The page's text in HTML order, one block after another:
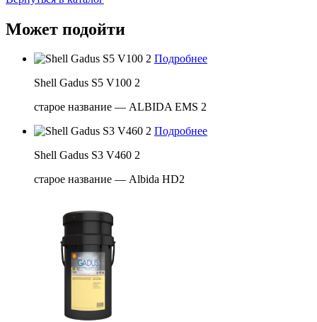
Может подойти
Подробнее
Shell Gadus S5 V100 2
старое название — ALBIDA EMS 2
Подробнее
Shell Gadus S3 V460 2
старое название — Albida HD2